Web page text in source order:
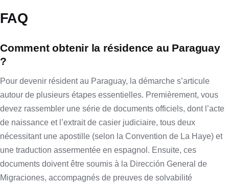
FAQ
Comment obtenir la résidence au Paraguay
?
Pour devenir résident au Paraguay, la démarche s’articule
autour de plusieurs étapes essentielles. Premièrement, vous
devez rassembler une série de documents officiels, dont l’acte
de naissance et l’extrait de casier judiciaire, tous deux
nécessitant une apostille (selon la Convention de La Haye) et
une traduction assermentée en espagnol. Ensuite, ces
documents doivent être soumis à la Dirección General de
Migraciones, accompagnés de preuves de solvabilité